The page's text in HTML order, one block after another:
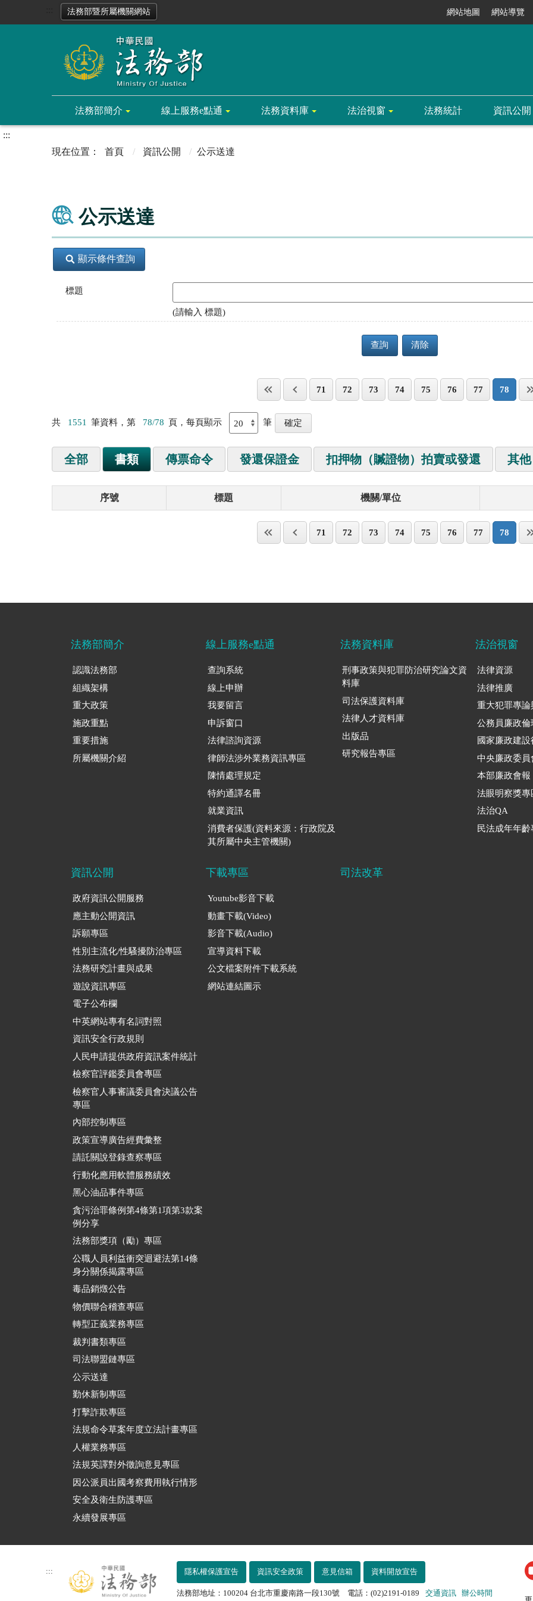
法務部暨所屬機關網站 網站地圖 網站導覽
法務部簡介 線上服務e點通 法務資料庫 法治視窗 法務統計 資訊公開
:::
首頁
資訊公開 公示送達
公示送達
顯示條件查詢
標題
(請輸入 標題)
查詢 清除
71 72 73 74 75 76 77 78
共 1551 筆資料，第 78/78 頁，每頁顯示 筆
全部 書類 傳票命令 發還保證金 扣押物（贓證物）拍賣或發還 其他
序號 標題 機關/單位
71 72 73 74 75 76 77 78
法務部簡介
認識法務部
組織架構
重大政策
施政重點
重要措施
所屬機關介紹
線上服務e點通
查詢系統
線上申辦
我要留言
申訴窗口
法律諮詢資源
律師法涉外業務資訊專區
陳情處理規定
特約通譯名冊
就業資訊
消費者保護(資料來源：行政院及
其所屬中央主管機關)
法務資料庫
刑事政策與犯罪防治研究論文資
料庫
司法保護資料庫
法律人才資料庫
出版品
研究報告專區
法治視窗
法律資源
法律推廣
重大犯罪專論
公務員廉政倫
國家廉政建
中央廉政委員
本部廉政會報
法眼明察獎專
法治QA
民法成年年齡
資訊公開
政府資訊公開服務
應主動公開資訊
訴願專區
性別主流化/性騷擾防治專區
法務研究計畫與成果
遊說資訊專區
電子公布欄
中英網站專有名詞對照
資訊安全行政規則
人民申請提供政府資訊案件統計
檢察官評鑑委員會專區
檢察官人事審議委員會決議公告
專區
內部控制專區
政策宣導廣告經費彙整
請託關說登錄查察專區
行動化應用軟體服務績效
黑心油品事件專區
貪污治罪條例第4條第1項第3款案
例分享
法務部獎項（勵）專區
公職人員利益衝突迴避法第14條
身分關係揭露專區
毒品銷燬公告
物價聯合稽查專區
轉型正義業務專區
裁判書類專區
司法聯盟鏈專區
公示送達
勤休新制專區
打擊詐欺專區
法規命令草案年度立法計畫專區
人權業務專區
法規英譯對外徵詢意見專區
因公派員出國考察費用執行情形
安全及衛生防護專區
永續發展專區
下載專區
Youtube影音下載
動畫下載(Video)
影音下載(Audio)
宣導資料下載
公文檔案附件下載系統
網站連結圖示
司法改革
::: 隱私權保護宣告 資訊安全政策 意見信箱 資料開放宣告
法務部地址：100204 台北市重慶南路一段130號 電話：(02)2191-0189 交通資訊 辦公時間